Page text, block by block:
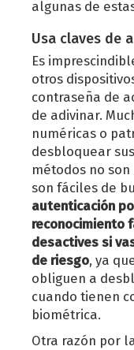
algunas de
Usa claves de
Es
otros
contraseña de
de adivinar.
numéricas o
desbloquear
métodos no
son fáciles de
autenticación
reconocimiento
desactives si
de riesgo, ya
obliguen a
cuando tienen
biométrica.
Otra razón por